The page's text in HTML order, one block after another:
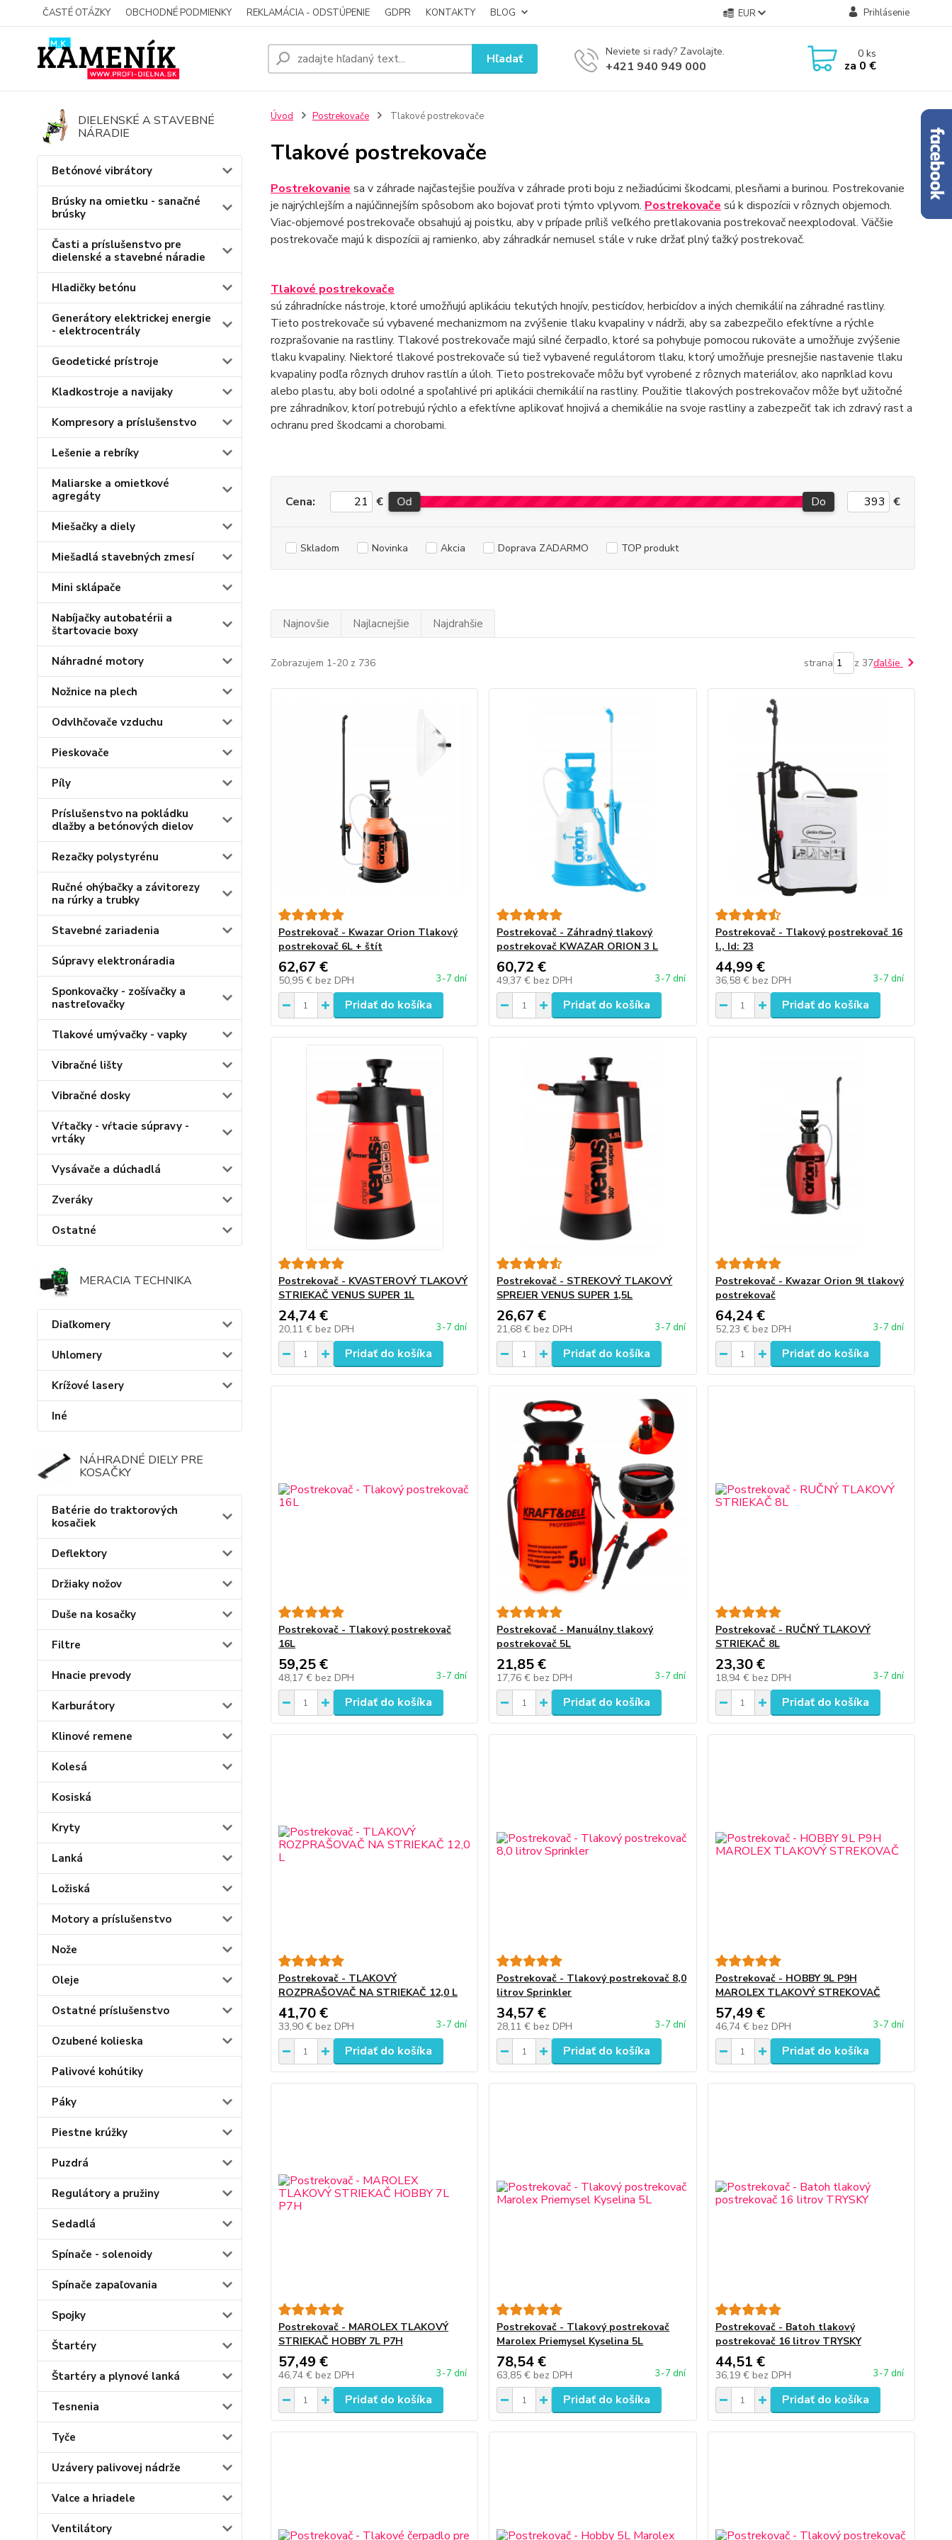
ČASTÉ OTÁZKY OBCHODNÉ PODMIENKY REKLAMÁCIA - ODSTÚPENIE GDPR KONTAKTY BLOG EUR Prihlásenie
Hľadať Neviete si rady? Zavolajte.
+421 940 949 000
0ks
za 0 €
DIELENSKÉ A STAVEBNÉ
NÁRADIE
Betónové vibrátory
Brúsky na omietku - sanačné
brúsky
Časti a príslušenstvo pre
dielenské a stavebné náradie
Hladičky betónu
Generátory elektrickej energie
- elektrocentrály
Geodetické prístroje
Kladkostroje a navijaky
Kompresory a príslušenstvo
Lešenie a rebríky
Maliarske a omietkové
agregáty
Miešačky a diely
Miešadlá stavebných zmesí
Mini sklápače
Nabíjačky autobatérii a
štartovacie boxy
Náhradné motory
Nožnice na plech
Odvlhčovače vzduchu
Pieskovače
Píly
Príslušenstvo na pokládku
dlažby a betónových dielov
Rezačky polystyrénu
Ručné ohýbačky a závitorezy
na rúrky a trubky
Stavebné zariadenia
Súpravy elektronáradia
Sponkovačky - zošívačky a
nastreľovačky
Tlakové umývačky - vapky
Vibračné lišty
Vibračné dosky
Vŕtačky - vŕtacie súpravy -
vrtáky
Vysávače a dúchadlá
Zveráky
Ostatné
MERACIA TECHNIKA
Diaľkomery
Uhlomery
Krížové lasery
Iné
NÁHRADNÉ DIELY PRE
KOSAČKY
Batérie do traktorových
kosačiek
Deflektory
Držiaky nožov
Duše na kosačky
Filtre
Hnacie prevody
Karburátory
Klinové remene
Kolesá
Kosiská
Kryty
Lanká
Ložiská
Motory a príslušenstvo
Nože
Oleje
Ostatné príslušenstvo
Ozubené kolieska
Palivové kohútiky
Páky
Piestne krúžky
Puzdrá
Regulátory a pružiny
Sedadlá
Spínače - solenoidy
Spínače zapaľovania
Spojky
Štartéry
Štartéry a plynové lanká
Tesnenia
Tyče
Uzávery palivovej nádrže
Valce a hriadele
Ventilátory
Úvod Postrekovače Tlakové postrekovače
Tlakové postrekovače
Postrekovanie sa v záhrade najčastejšie používa v záhrade proti boju z nežiadúcimi škodcami, plesňami a burinou. Postrekovanie
je najrýchlejším a najúčinnejším spôsobom ako bojovať proti týmto vplyvom. Postrekovače sú k dispozícii v rôznych objemoch.
Viac-objemové postrekovače obsahujú aj poistku, aby v prípade príliš veľkého pretlakovania postrekovač neexplodoval. Väčšie
postrekovače majú k dispozícii aj ramienko, aby záhradkár nemusel stále v ruke držať plný ťažký postrekovač.
Tlakové postrekovače
sú záhradnícke nástroje, ktoré umožňujú aplikáciu tekutých hnojív, pesticídov, herbicídov a iných chemikálií na záhradné rastliny.
Tieto postrekovače sú vybavené mechanizmom na zvýšenie tlaku kvapaliny v nádrži, aby sa zabezpečilo efektívne a rýchle
rozprašovanie na rastliny. Tlakové postrekovače majú silné čerpadlo, ktoré sa pohybuje pomocou rukoväte a umožňuje zvýšenie
tlaku kvapaliny. Niektoré tlakové postrekovače sú tiež vybavené regulátorom tlaku, ktorý umožňuje presnejšie nastavenie tlaku
kvapaliny podľa rôznych druhov rastlín a úloh. Tieto postrekovače môžu byť vyrobené z rôznych materiálov, ako napríklad kovu
alebo plastu, aby boli odolné a spoľahlivé pri aplikácii chemikálií na rastliny. Použitie tlakových postrekovačov môže byť užitočné
pre záhradníkov, ktorí potrebujú rýchlo a efektívne aplikovať hnojivá a chemikálie na svoje rastliny a zabezpečiť tak ich zdravý rast a
ochranu pred škodcami a chorobami.
Cena: € Od Do €
Skladom Novinka Akcia Doprava ZADARMO TOP produkt
Najnovšie Najlacnejšie Najdrahšie
Zobrazujem 1-20 z 736 strana z 37ďalšie
Postrekovač - Kwazar Orion Tlakový
postrekovač 6L + štít
62,67 €
50,95 € bez DPH 3-7 dní
Pridať do košíka
Postrekovač - Záhradný tlakový
postrekovač KWAZAR ORION 3 L
60,72 €
49,37 € bez DPH 3-7 dní
Pridať do košíka
Postrekovač - Tlakový postrekovač 16
l., Id: 23
44,99 €
36,58 € bez DPH 3-7 dní
Pridať do košíka
Postrekovač - KVASTEROVÝ TLAKOVÝ
STRIEKAČ VENUS SUPER 1L
24,74 €
20,11 € bez DPH 3-7 dní
Pridať do košíka
Postrekovač - STREKOVÝ TLAKOVÝ
SPREJER VENUS SUPER 1,5L
26,67 €
21,68 € bez DPH 3-7 dní
Pridať do košíka
Postrekovač - Kwazar Orion 9l tlakový
postrekovač
64,24 €
52,23 € bez DPH 3-7 dní
Pridať do košíka
Postrekovač - Tlakový postrekovač
16L
59,25 €
48,17 € bez DPH 3-7 dní
Pridať do košíka
Postrekovač - Manuálny tlakový
postrekovač 5L
21,85 €
17,76 € bez DPH 3-7 dní
Pridať do košíka
Postrekovač - RUČNÝ TLAKOVÝ
STRIEKAČ 8L
23,30 €
18,94 € bez DPH 3-7 dní
Pridať do košíka
Postrekovač - TLAKOVÝ
ROZPRAŠOVAČ NA STRIEKAČ 12,0 L
41,70 €
33,90 € bez DPH 3-7 dní
Pridať do košíka
Postrekovač - Tlakový postrekovač 8,0
litrov Sprinkler
34,57 €
28,11 € bez DPH 3-7 dní
Pridať do košíka
Postrekovač - HOBBY 9L P9H
MAROLEX TLAKOVÝ STREKOVAČ
57,49 €
46,74 € bez DPH 3-7 dní
Pridať do košíka
Postrekovač - MAROLEX TLAKOVÝ
STRIEKAČ HOBBY 7L P7H
57,49 €
46,74 € bez DPH 3-7 dní
Pridať do košíka
Postrekovač - Tlakový postrekovač
Marolex Priemysel Kyselina 5L
78,54 €
63,85 € bez DPH 3-7 dní
Pridať do košíka
Postrekovač - Batoh tlakový
postrekovač 16 litrov TRYSKY
44,51 €
36,19 € bez DPH 3-7 dní
Pridať do košíka